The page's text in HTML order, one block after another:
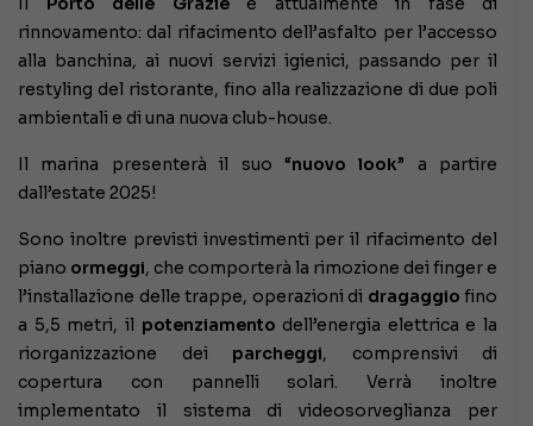
rinnovamento: dal rifacimento dell’asfalto per l’accesso
alla banchina, ai nuovi servizi igienici, passando per il
restyling del ristorante, fino alla realizzazione di due poli
ambientali e di una nuova club-house.
Il marina presenterà il suo “nuovo look” a partire
dall’estate 2025!
Sono inoltre previsti investimenti per il rifacimento del
piano ormeggi, che comporterà la rimozione dei finger e
l’installazione delle trappe, operazioni di dragaggio fino
a 5,5 metri, il potenziamento dell’energia elettrica e la
riorganizzazione dei parcheggi, comprensivi di
copertura con pannelli solari. Verrà inoltre
implementato il sistema di videosorveglianza per